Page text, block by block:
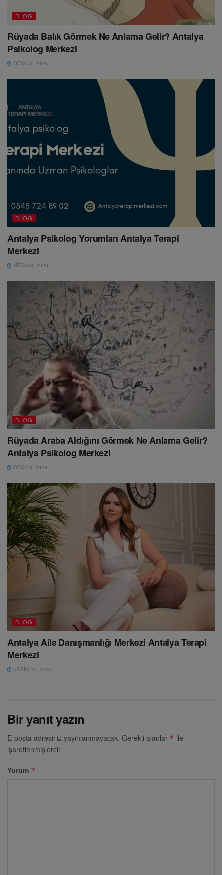
BLOG
Rüyada Balık Görmek Ne Anlama Gelir? Antalya
Psikolog Merkezi
OCAK 3, 2026
BLOG
Antalya Psikolog Yorumları Antalya Terapi
Merkezi
NISAN 8, 2026
BLOG
Rüyada Araba Aldığını Görmek Ne Anlama Gelir?
Antalya Psikolog Merkezi
OCAK 3, 2026
BLOG
Antalya Aile Danışmanlığı Merkezi Antalya Terapi
Merkezi
KASIM 15, 2025
Bir yanıt yazın
E-posta adresiniz yayınlanmayacak. Gerekli alanlar * ile
işaretlenmişlerdir
Yorum *